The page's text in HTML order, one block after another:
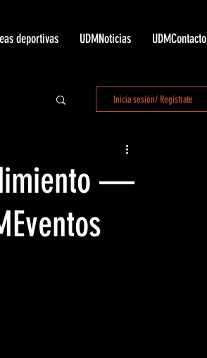
deportivas UDMNoticias UDMContacto
Inicia sesión/ Regístrate
—